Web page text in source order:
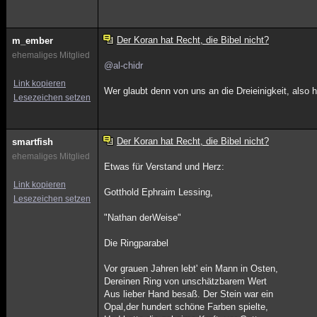
m_ember
ehemaliges Mitglied
Link kopieren
Lesezeichen setzen
Der Koran hat Recht, die Bibel nicht?
@al-chidr
Wer glaubt denn von uns an die Dreieinigkeit, also
smartfish
ehemaliges Mitglied
Link kopieren
Lesezeichen setzen
Der Koran hat Recht, die Bibel nicht?
Etwas für Verstand und Herz:
Gotthold Ephraim Lessing,
"Nathan derWeise"
Die Ringparabel
Vor grauen Jahren lebt' ein Mann in Osten,
Dereinen Ring von unschätzbarem Wert
Aus lieber Hand besaß. Der Stein war ein
Opal,der hundert schöne Farben spielte,